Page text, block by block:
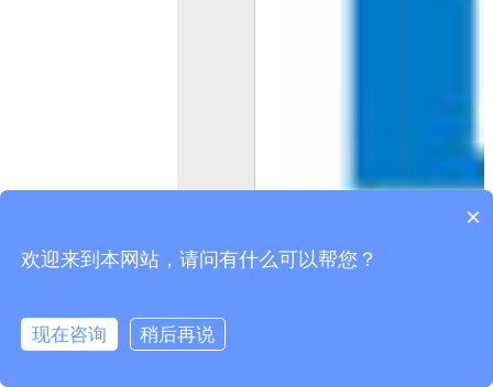
×
欢迎来到本网站，请问有什么可以帮您？
现在咨询
稍后再说
在线咨询